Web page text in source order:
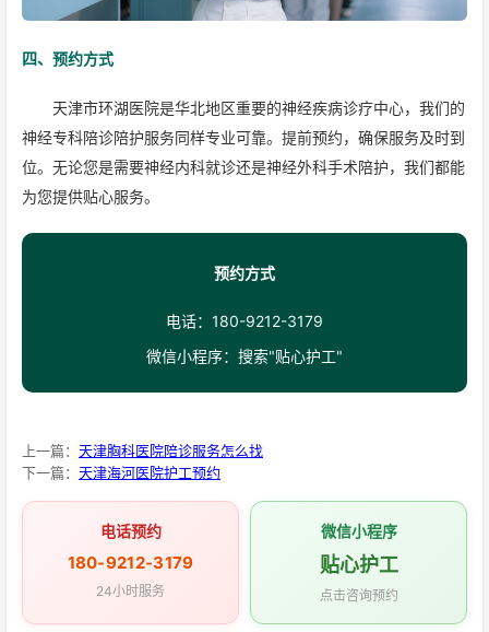
四、预约方式
天津市环湖医院是华北地区重要的神经疾病诊疗中心，我们的
神经专科陪诊陪护服务同样专业可靠。提前预约，确保服务及时到
位。无论您是需要神经内科就诊还是神经外科手术陪护，我们都能
为您提供贴心服务。
预约方式
电话：180-9212-3179
微信小程序：搜索"贴心护工"
上一篇： 天津胸科医院陪诊服务怎么找
下一篇： 天津海河医院护工预约
电话预约
180-9212-3179
24小时服务
微信小程序
贴心护工
点击咨询预约